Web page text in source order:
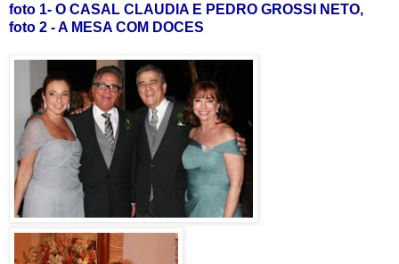
foto 1- O CASAL CLAUDIA E PEDRO GROSSI NETO,
foto 2 - A MESA COM DOCES